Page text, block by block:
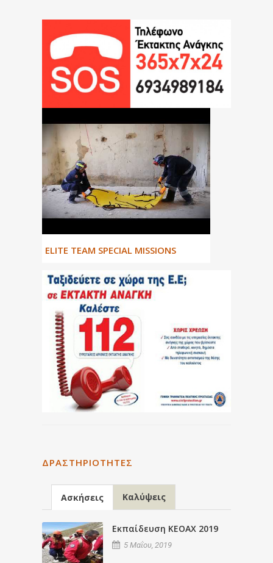
ΕLITE TEAM SPECIAL MISSIONS
ΔΡΑΣΤΗΡΙΌΤΗΤΕΣ
Ασκήσεις Καλύψεις
Εκπαίδευση ΚΕΟΑΧ 2019
5 Μαΐου, 2019